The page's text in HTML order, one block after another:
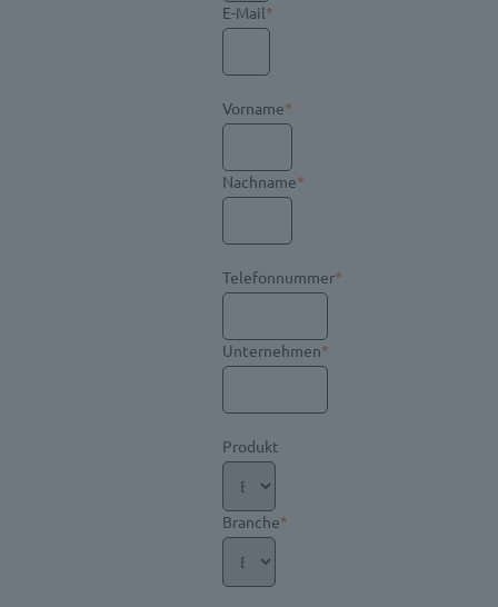
E-Mail*
Vorname*
Nachname*
Telefonnummer*
Unternehmen*
Produkt
Branche*